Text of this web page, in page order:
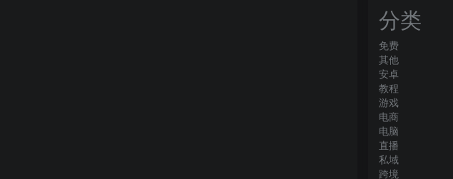
分类
免费
其他
安卓
教程
游戏
电商
电脑
直播
私域
跨境